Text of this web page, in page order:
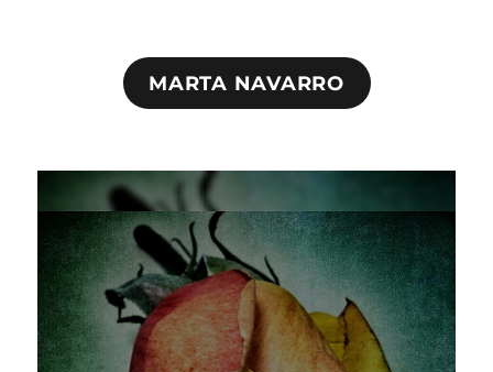
MARTA NAVARRO